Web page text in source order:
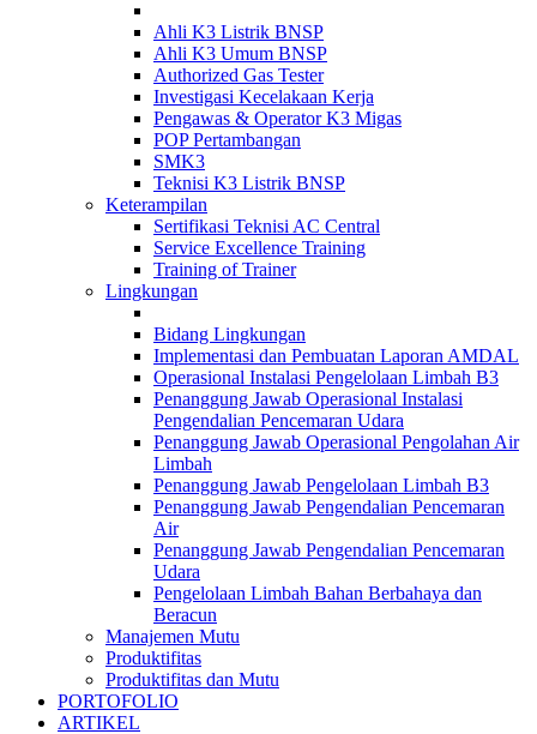
Ahli K3 Listrik BNSP
Ahli K3 Umum BNSP
Authorized Gas Tester
Investigasi Kecelakaan Kerja
Pengawas & Operator K3 Migas
POP Pertambangan
SMK3
Teknisi K3 Listrik BNSP
Keterampilan
Sertifikasi Teknisi AC Central
Service Excellence Training
Training of Trainer
Lingkungan
Bidang Lingkungan
Implementasi dan Pembuatan Laporan AMDAL
Operasional Instalasi Pengelolaan Limbah B3
Penanggung Jawab Operasional Instalasi
Pengendalian Pencemaran Udara
Penanggung Jawab Operasional Pengolahan Air
Limbah
Penanggung Jawab Pengelolaan Limbah B3
Penanggung Jawab Pengendalian Pencemaran
Air
Penanggung Jawab Pengendalian Pencemaran
Udara
Pengelolaan Limbah Bahan Berbahaya dan
Beracun
Manajemen Mutu
Produktifitas
Produktifitas dan Mutu
PORTOFOLIO
ARTIKEL